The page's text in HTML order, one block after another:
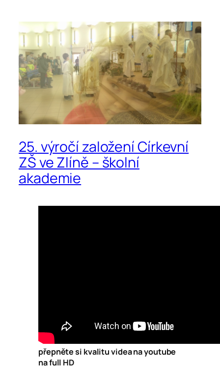
25. výročí založení Církevní
ZŠ ve Zlíně – školní
akademie
přepněte si kvalitu videa na youtube
na full HD